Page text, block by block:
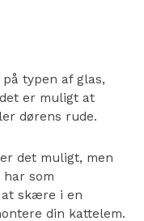
typen af glas,
er muligt at
dørens rude.
det muligt, men
som
skære i en
din kattelem.